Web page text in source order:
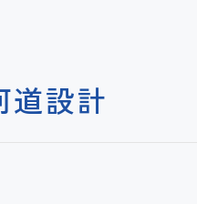
道設計